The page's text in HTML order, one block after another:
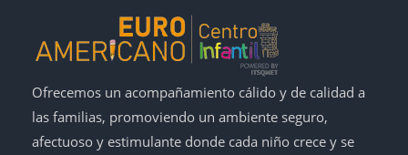
Ofrecemos un acompañamiento cálido y de calidad a
las familias, promoviendo un ambiente seguro,
afectuoso y estimulante donde cada niño crece y se